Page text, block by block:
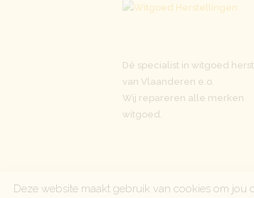
Dé specialist in witgoed
van Vlaanderen e.o.
Wij repareren alle merken
witgoed.
Deze website maakt gebruik van cookies om